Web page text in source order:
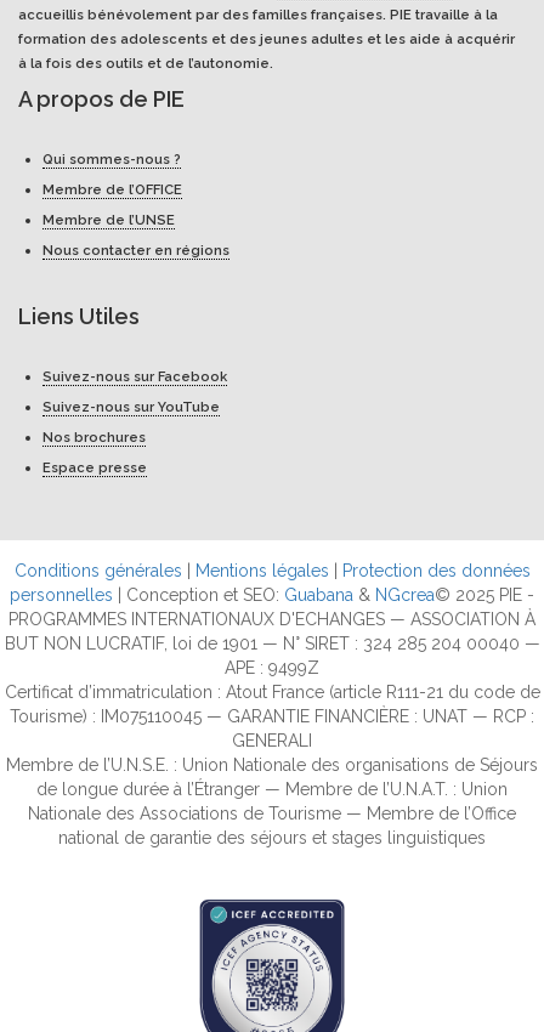
accueillis bénévolement par des familles françaises. PIE travaille à la
formation des adolescents et des jeunes adultes et les aide à acquérir
à la fois des outils et de l’autonomie.
A propos de PIE
Qui sommes-nous ?
Membre de l’OFFICE
Membre de l’UNSE
Nous contacter en régions
Liens Utiles
Suivez-nous sur Facebook
Suivez-nous sur YouTube
Nos brochures
Espace presse
Conditions générales Mentions légales
Protection des données
personnelles | Conception et SEO: Guabana & NGcrea© 2025 PIE -
PROGRAMMES INTERNATIONAUX D'ECHANGES — ASSOCIATION À
BUT NON LUCRATIF, loi de 1901 — N° SIRET : 324 285 204 00040 —
APE : 9499Z
Certificat d’immatriculation : Atout France (article R111-21 du code de
Tourisme) : IM075110045 — GARANTIE FINANCIÈRE : UNAT — RCP :
GENERALI
Membre de l’U.N.S.E. : Union Nationale des organisations de Séjours
de longue durée à l’Étranger — Membre de l’U.N.A.T. : Union
Nationale des Associations de Tourisme — Membre de l’Office
national de garantie des séjours et stages linguistiques